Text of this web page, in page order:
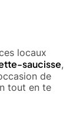
locaux
saucisse,
de
tout en te